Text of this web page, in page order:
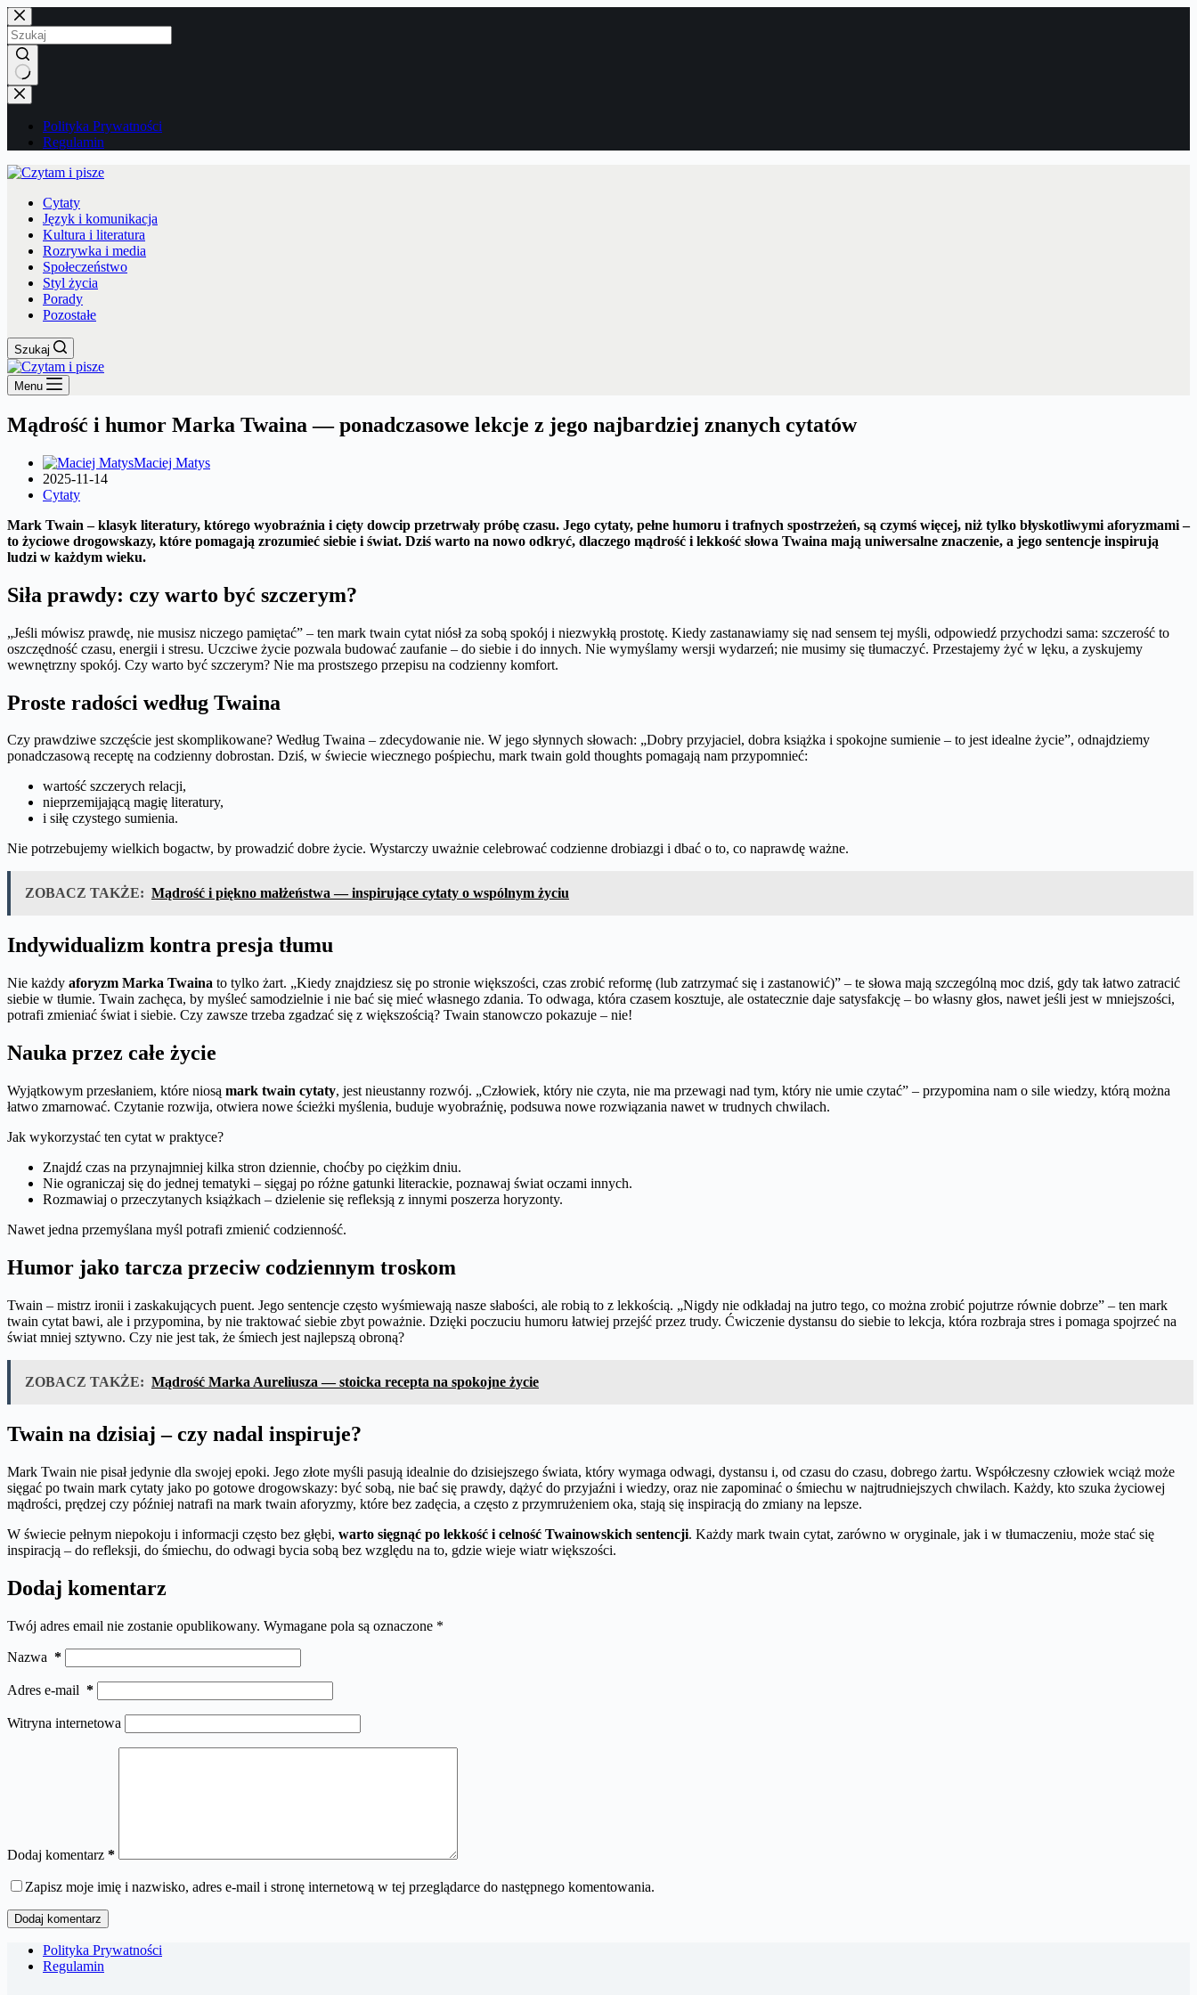
Przejdź
do
treści
Brak
wyników
Polityka Prywatności
Regulamin
Cytaty
Język i komunikacja
Kultura i literatura
Rozrywka i media
Społeczeństwo
Styl życia
Porady
Pozostałe
Szukaj
Menu
Mądrość i humor Marka Twaina — ponadczasowe lekcje z jego najbardziej znanych cytatów
Maciej Matys
2025-11-14
Cytaty
Mark Twain – klasyk literatury, którego wyobraźnia i cięty dowcip przetrwały próbę czasu. Jego cytaty, pełne humoru i trafnych spostrzeżeń, są czymś więcej, niż tylko błyskotliwymi aforyzmami –
to życiowe drogowskazy, które pomagają zrozumieć siebie i świat. Dziś warto na nowo odkryć, dlaczego mądrość i lekkość słowa Twaina mają uniwersalne znaczenie, a jego sentencje inspirują
ludzi w każdym wieku.
Siła prawdy: czy warto być szczerym?
„Jeśli mówisz prawdę, nie musisz niczego pamiętać” – ten mark twain cytat niósł za sobą spokój i niezwykłą prostotę. Kiedy zastanawiamy się nad sensem tej myśli, odpowiedź przychodzi sama: szczerość to
oszczędność czasu, energii i stresu. Uczciwe życie pozwala budować zaufanie – do siebie i do innych. Nie wymyślamy wersji wydarzeń; nie musimy się tłumaczyć. Przestajemy żyć w lęku, a zyskujemy
wewnętrzny spokój. Czy warto być szczerym? Nie ma prostszego przepisu na codzienny komfort.
Proste radości według Twaina
Czy prawdziwe szczęście jest skomplikowane? Według Twaina – zdecydowanie nie. W jego słynnych słowach: „Dobry przyjaciel, dobra książka i spokojne sumienie – to jest idealne życie”, odnajdziemy
ponadczasową receptę na codzienny dobrostan. Dziś, w świecie wiecznego pośpiechu, mark twain gold thoughts pomagają nam przypomnieć:
wartość szczerych relacji,
nieprzemijającą magię literatury,
i siłę czystego sumienia.
Nie potrzebujemy wielkich bogactw, by prowadzić dobre życie. Wystarczy uważnie celebrować codzienne drobiazgi i dbać o to, co naprawdę ważne.
ZOBACZ TAKŻE: Mądrość i piękno małżeństwa — inspirujące cytaty o wspólnym życiu
Indywidualizm kontra presja tłumu
Nie każdy aforyzm Marka Twaina to tylko żart. „Kiedy znajdziesz się po stronie większości, czas zrobić reformę (lub zatrzymać się i zastanowić)” – te słowa mają szczególną moc dziś, gdy tak łatwo zatracić
siebie w tłumie. Twain zachęca, by myśleć samodzielnie i nie bać się mieć własnego zdania. To odwaga, która czasem kosztuje, ale ostatecznie daje satysfakcję – bo własny głos, nawet jeśli jest w mniejszości,
potrafi zmieniać świat i siebie. Czy zawsze trzeba zgadzać się z większością? Twain stanowczo pokazuje – nie!
Nauka przez całe życie
Wyjątkowym przesłaniem, które niosą mark twain cytaty, jest nieustanny rozwój. „Człowiek, który nie czyta, nie ma przewagi nad tym, który nie umie czytać” – przypomina nam o sile wiedzy, którą można
łatwo zmarnować. Czytanie rozwija, otwiera nowe ścieżki myślenia, buduje wyobraźnię, podsuwa nowe rozwiązania nawet w trudnych chwilach.
Jak wykorzystać ten cytat w praktyce?
Znajdź czas na przynajmniej kilka stron dziennie, choćby po ciężkim dniu.
Nie ograniczaj się do jednej tematyki – sięgaj po różne gatunki literackie, poznawaj świat oczami innych.
Rozmawiaj o przeczytanych książkach – dzielenie się refleksją z innymi poszerza horyzonty.
Nawet jedna przemyślana myśl potrafi zmienić codzienność.
Humor jako tarcza przeciw codziennym troskom
Twain – mistrz ironii i zaskakujących puent. Jego sentencje często wyśmiewają nasze słabości, ale robią to z lekkością. „Nigdy nie odkładaj na jutro tego, co można zrobić pojutrze równie dobrze” – ten mark
twain cytat bawi, ale i przypomina, by nie traktować siebie zbyt poważnie. Dzięki poczuciu humoru łatwiej przejść przez trudy. Ćwiczenie dystansu do siebie to lekcja, która rozbraja stres i pomaga spojrzeć na
świat mniej sztywno. Czy nie jest tak, że śmiech jest najlepszą obroną?
ZOBACZ TAKŻE: Mądrość Marka Aureliusza — stoicka recepta na spokojne życie
Twain na dzisiaj – czy nadal inspiruje?
Mark Twain nie pisał jedynie dla swojej epoki. Jego złote myśli pasują idealnie do dzisiejszego świata, który wymaga odwagi, dystansu i, od czasu do czasu, dobrego żartu. Współczesny człowiek wciąż może
sięgać po twain mark cytaty jako po gotowe drogowskazy: być sobą, nie bać się prawdy, dążyć do przyjaźni i wiedzy, oraz nie zapominać o śmiechu w najtrudniejszych chwilach. Każdy, kto szuka życiowej
mądrości, prędzej czy później natrafi na mark twain aforyzmy, które bez zadęcia, a często z przymrużeniem oka, stają się inspiracją do zmiany na lepsze.
W świecie pełnym niepokoju i informacji często bez głębi, warto sięgnąć po lekkość i celność Twainowskich sentencji. Każdy mark twain cytat, zarówno w oryginale, jak i w tłumaczeniu, może stać się
inspiracją – do refleksji, do śmiechu, do odwagi bycia sobą bez względu na to, gdzie wieje wiatr większości.
Dodaj komentarz
Twój adres email nie zostanie opublikowany. Wymagane pola są oznaczone *
Nazwa *
Adres e-mail *
Witryna internetowa
Dodaj komentarz *
Zapisz moje imię i nazwisko, adres e-mail i stronę internetową w tej przeglądarce do następnego komentowania.
Dodaj komentarz
Polityka Prywatności
Regulamin